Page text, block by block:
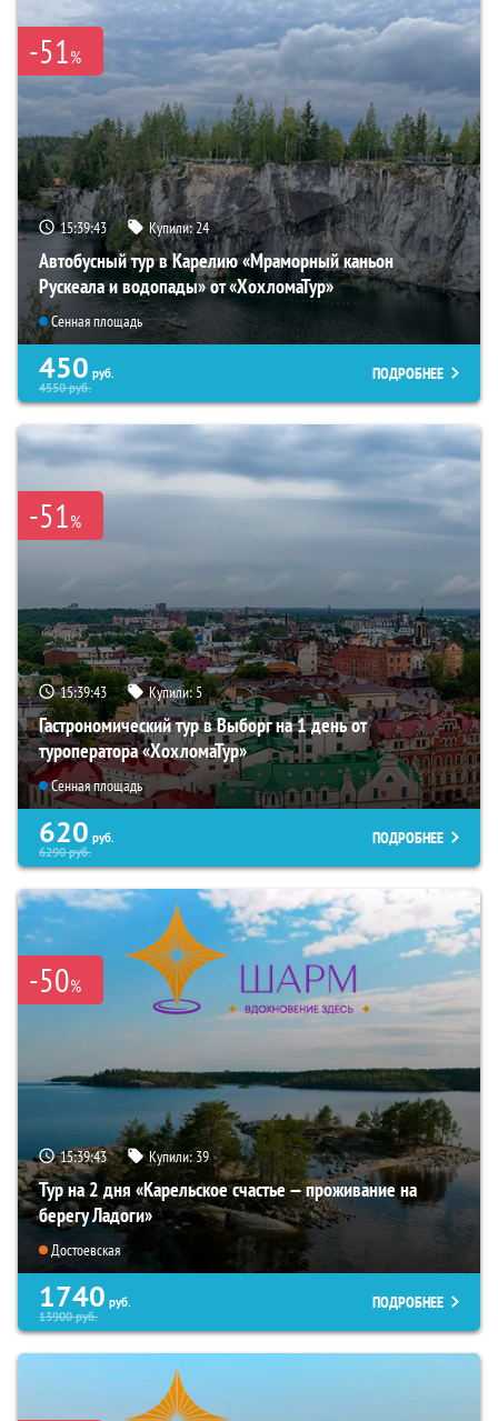
-51%
15:39:42 Купили:24
Автобусный тур в Карелию «Мраморный каньон
Рускеала и водопады» от «ХохломаТур»
Сенная площадь
450 руб.
4550руб.
ПОДРОБНЕЕ
-51%
15:39:42 Купили:5
Гастрономический тур в Выборг на 1 день от
туроператора «ХохломаТур»
Сенная площадь
620 руб.
6290руб.
ПОДРОБНЕЕ
-50%
15:39:42 Купили:39
Тур на 2 дня «Карельское счастье — проживание на
берегу Ладоги»
Достоевская
1740 руб.
13900руб.
ПОДРОБНЕЕ